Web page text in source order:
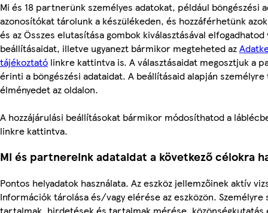
Mi és 18 partnerünk személyes adatokat, például böngészési
azonosítókat tárolunk a készülékeden, és hozzáférhetünk
és az Összes elutasítása gombok kiválasztásával
beállításaidat, illetve ugyanezt bármikor megteheted az
tájékoztató linkre kattintva is. A választásaidat megosztjuk a
érinti a böngészési adataidat. A beállításaid alapján
élményedet az oldalon.
A hozzájárulási beállításokat bármikor módosíthatod a
linkre kattintva.
Mi és partnereink adataidat a következő célokra
Pontos helyadatok használata. Az eszköz jellemzőinek aktív
Információk tárolása és/vagy elérése az eszközön.